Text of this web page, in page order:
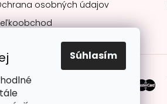
Súhlasím
osobných údajov
Obľúbené spôsoby platby: